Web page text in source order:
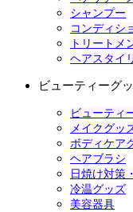
シャンプー
コンディシ
トリートメ
ヘアスタイ
ビューティーグ
ビューティ
メイクグッ
ボディケア
ヘアブラシ
日焼け対策
冷温グッズ
美容器具